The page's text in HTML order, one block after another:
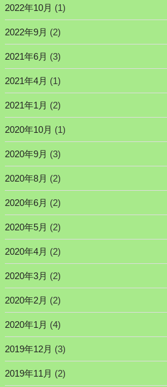
2022年10月 (1)
2022年9月 (2)
2021年6月 (3)
2021年4月 (1)
2021年1月 (2)
2020年10月 (1)
2020年9月 (3)
2020年8月 (2)
2020年6月 (2)
2020年5月 (2)
2020年4月 (2)
2020年3月 (2)
2020年2月 (2)
2020年1月 (4)
2019年12月 (3)
2019年11月 (2)